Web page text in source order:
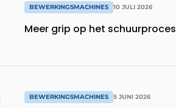
BEWERKINGSMACHINES 10 JULI 2026
Meer grip op het schuurproces
BEWERKINGSMACHINES 5 JUNI 2026